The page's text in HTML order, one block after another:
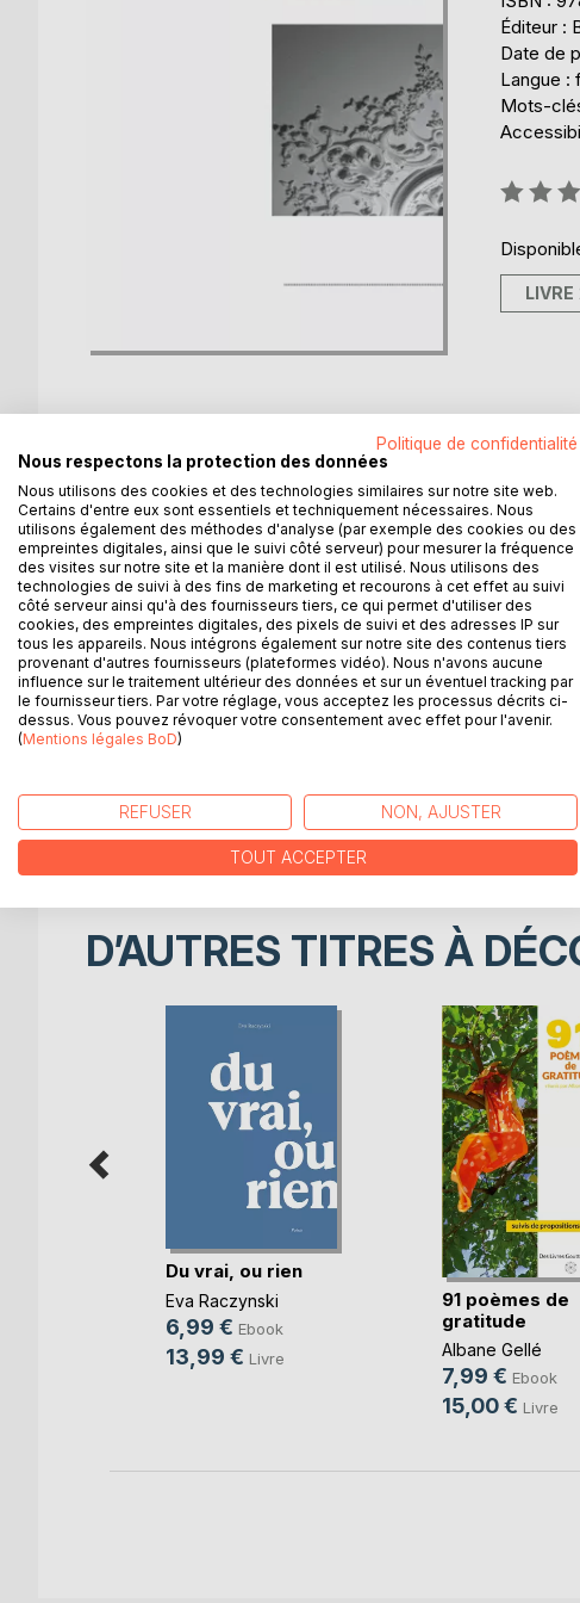
Éditeur :
Date de
Langue :
Mots-
Évaluation:
LIVRE
DESCRIPTION
Les bienveillances ennemies est un recueil de poésie
Il s'agit d'une poésie en alexandrins résolument
qu'elle a d'être nouvellement ludique - plutôt
près le sentiment humain, en épousant le cadre d'une
chronologie amoureuse, dramatique et réflexive -
L'amour se figure souvent par le discours car en lui,
et investigation permanente de soi comme de l'autre.
questionnements philosophiques des deux
sentiment amoureux à l'état de ressenti, avant qu'il ne
Mais qu'est-ce que l'amour sinon avoir de l'âme ?
AUTEUR(S) CRITIQUES
D’AUTRES TITRES À
Du vrai, ou rien
Eva Raczynski
6,99 € Ebook
13,99 € Livre
91 poèmes de
gratitude
Albane Gellé
7,99 € Ebook
15,00 € Livre
Politique de confidentialité
Nous respectons la protection des données
Nous utilisons des cookies et des technologies similaires sur notre site web.
Certains d'entre eux sont essentiels et techniquement nécessaires. Nous
utilisons également des méthodes d'analyse (par exemple des cookies ou des
empreintes digitales, ainsi que le suivi côté serveur) pour mesurer la fréquence
des visites sur notre site et la manière dont il est utilisé. Nous utilisons des
technologies de suivi à des fins de marketing et recourons à cet effet au suivi
côté serveur ainsi qu'à des fournisseurs tiers, ce qui permet d'utiliser des
cookies, des empreintes digitales, des pixels de suivi et des adresses IP sur
tous les appareils. Nous intégrons également sur notre site des contenus tiers
provenant d'autres fournisseurs (plateformes vidéo). Nous n'avons aucune
influence sur le traitement ultérieur des données et sur un éventuel tracking par
le fournisseur tiers. Par votre réglage, vous acceptez les processus décrits ci-
dessus. Vous pouvez révoquer votre consentement avec effet pour l'avenir.
(Mentions légales BoD)
REFUSER NON, AJUSTER
TOUT ACCEPTER